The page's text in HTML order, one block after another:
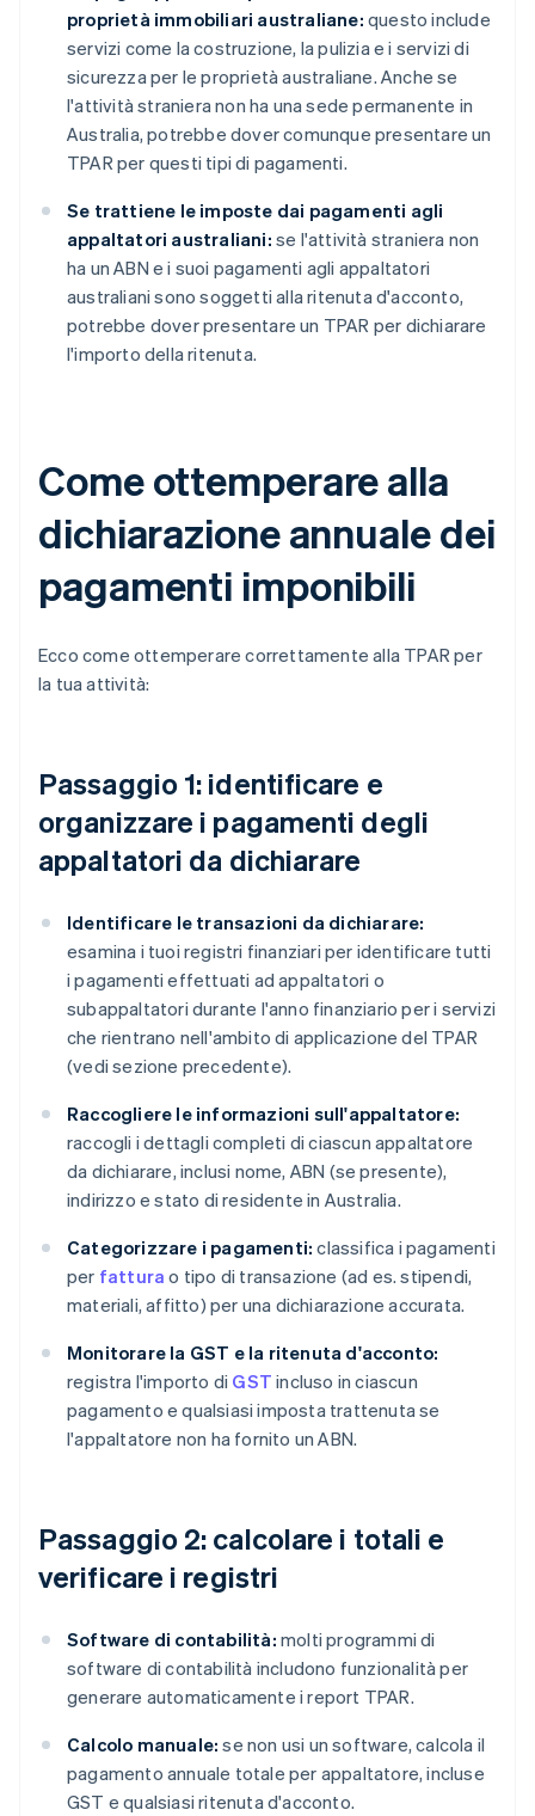
proprietà immobiliari australiane: questo include
servizi come la costruzione, la pulizia e i servizi di
sicurezza per le proprietà australiane. Anche se
l'attività straniera non ha una sede permanente in
Australia, potrebbe dover comunque presentare un
TPAR per questi tipi di pagamenti.
Se trattiene le imposte dai pagamenti agli
appaltatori australiani: se l'attività straniera non
ha un ABN e i suoi pagamenti agli appaltatori
australiani sono soggetti alla ritenuta d'acconto,
potrebbe dover presentare un TPAR per dichiarare
l'importo della ritenuta.
Come ottemperare alla
dichiarazione annuale dei
pagamenti imponibili
Ecco come ottemperare correttamente alla TPAR per
la tua attività:
Passaggio 1: identificare e
organizzare i pagamenti degli
appaltatori da dichiarare
Identificare le transazioni da dichiarare:
esamina i tuoi registri finanziari per identificare tutti
i pagamenti effettuati ad appaltatori o
subappaltatori durante l'anno finanziario per i servizi
che rientrano nell'ambito di applicazione del TPAR
(vedi sezione precedente).
Raccogliere le informazioni sull'appaltatore:
raccogli i dettagli completi di ciascun appaltatore
da dichiarare, inclusi nome, ABN (se presente),
indirizzo e stato di residente in Australia.
Categorizzare i pagamenti: classifica i pagamenti
per fattura o tipo di transazione (ad es. stipendi,
materiali, affitto) per una dichiarazione accurata.
Monitorare la GST e la ritenuta d'acconto:
registra l'importo di GST incluso in ciascun
pagamento e qualsiasi imposta trattenuta se
l'appaltatore non ha fornito un ABN.
Passaggio 2: calcolare i totali e
verificare i registri
Software di contabilità: molti programmi di
software di contabilità includono funzionalità per
generare automaticamente i report TPAR.
Calcolo manuale: se non usi un software, calcola il
pagamento annuale totale per appaltatore, incluse
GST e qualsiasi ritenuta d'acconto.